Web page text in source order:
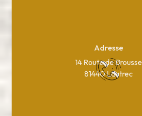
Adresse
14 Route de Brousse
81440 Lautrec